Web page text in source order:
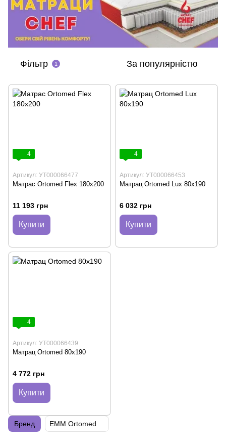
Фільтр 1 За популярністю
4
Артикул: УТ000066477
Матрас Ortomed Flex 180x200
11 193 грн
Купити
4
Артикул: УТ000066453
Матрац Ortomed Lux 80x190
6 032 грн
Купити
4
Артикул: УТ000066439
Матрац Ortomed 80x190
4 772 грн
Купити
Бренд EMM Ortomed